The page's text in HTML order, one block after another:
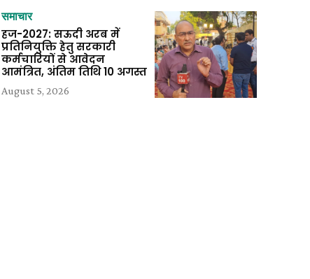
समाचार
हज-2027: सऊदी अरब में
प्रतिनियुक्ति हेतु सरकारी
कर्मचारियों से आवेदन
आमंत्रित, अंतिम तिथि 10 अगस्त
August 5, 2026